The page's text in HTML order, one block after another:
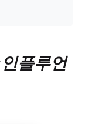
플루언